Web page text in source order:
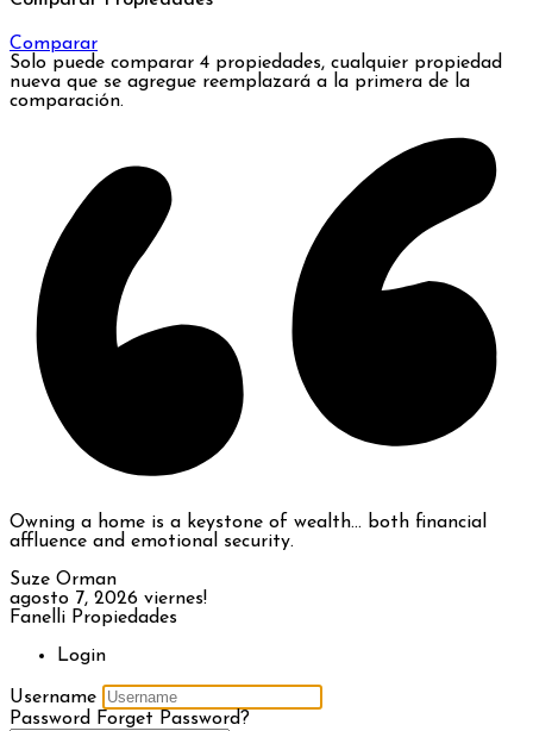
Comparar
Solo puede comparar 4 propiedades, cualquier propiedad
nueva que se agregue reemplazará a la primera de la
comparación.
Owning a home is a keystone of wealth… both financial
affluence and emotional security.
Suze Orman
agosto 7, 2026 viernes!
Fanelli Propiedades
Login
Username
Password
Forget Password?